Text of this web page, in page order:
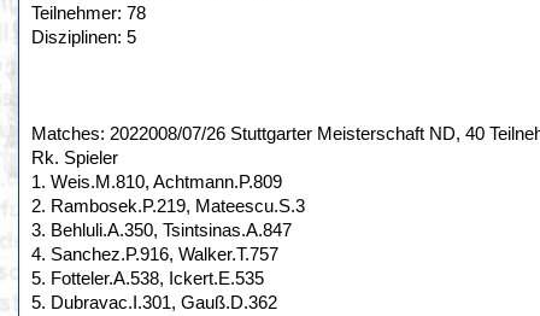
Teilnehmer: 78
Disziplinen: 5
Matches: 2022008/07/26 Stuttgarter Meisterschaft ND, 40
Rk. Spieler
1. Weis.M.810, Achtmann.P.809
2. Rambosek.P.219, Mateescu.S.3
3. Behluli.A.350, Tsintsinas.A.847
4. Sanchez.P.916, Walker.T.757
5. Fotteler.A.538, Ickert.E.535
5. Dubravac.I.301, Gauß.D.362